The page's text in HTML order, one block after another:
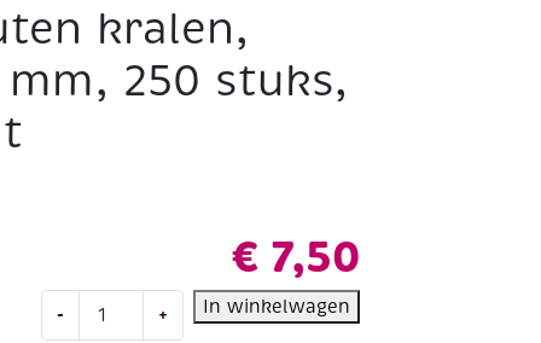
kralen,
250 stuks,
€ 7,50
-
Houten
+ In winkelwagen